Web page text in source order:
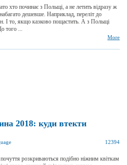
хто починає з Польщі, а не летить відразу ж
дешевше. Наприклад, переліт до
І то, якщо казково пощастить. А з Польщі
того ...
More
2018: куди втекти
12394
розкриваються подібно ніжним квіткам